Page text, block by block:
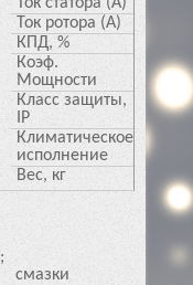
Ток ротора (А)
КПД, %
Коэф.
Мощности
0.76
Класс защиты,
IP
54
Климатическое
исполнение
Вес, кг 470